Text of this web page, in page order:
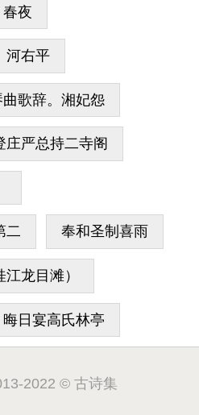
春夜
河右平
曲歌辞。湘妃怨
庄严总持二寺阁
二 奉和圣制喜雨
龙目滩）
晦日宴高氏林亭
2022 © 古诗集